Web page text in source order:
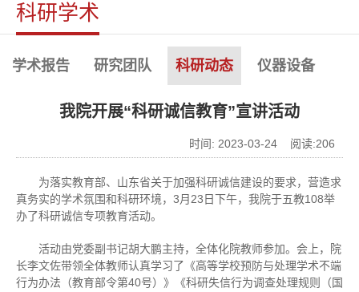
科研学术
学术报告 研究团队 科研动态 仪器设备
我院开展“科研诚信教育”宣讲活动
时间: 2023-03-24 阅读:206
为落实教育部、山东省关于加强科研诚信建设的要求，营造求
真务实的学术氛围和科研环境，3月23日下午，我院于五教108举
办了科研诚信专项教育活动。
活动由党委副书记胡大鹏主持，全体化院教师参加。会上，院
长李文佐带领全体教师认真学习了《高等学校预防与处理学术不端
行为办法（教育部令第40号）》《科研失信行为调查处理规则（国